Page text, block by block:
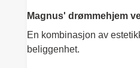
Magnus' drømmehjem
En kombinasjon av
beliggenhet.